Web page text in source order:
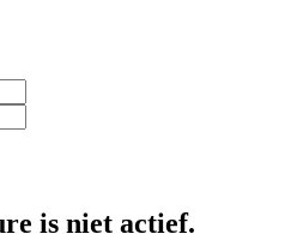
is niet actief.